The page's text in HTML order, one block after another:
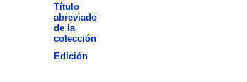
Título
abreviado
de la
colección
Edición